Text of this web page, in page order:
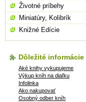
Životné príbehy
Miniatúry, Kolibrík
Knižné Edície
Dôležité informácie
Aké knihy vykupujeme
Výkup kníh na diaľku
Infolinka
Ako nakupovať
Osobný odber kníh